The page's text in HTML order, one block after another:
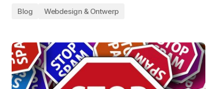
Blog Webdesign & Ontwerp